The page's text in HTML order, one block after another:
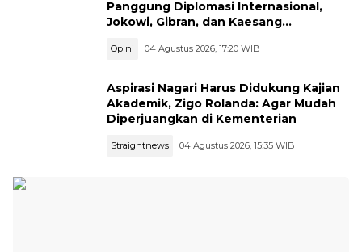
Panggung Diplomasi Internasional,
Jokowi, Gibran, dan Kaesang
Opini 04 Agustus 2026, 17:20 WIB
Aspirasi Nagari Harus Didukung Kajian
Akademik, Zigo Rolanda: Agar Mudah
Diperjuangkan di Kementerian
Straightnews 04 Agustus 2026, 15:35 WIB